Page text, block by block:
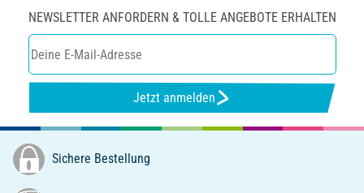
NEWSLETTER ANFORDERN & TOLLE ANGEBOTE ERHALTEN
Jetzt anmelden
Sichere Bestellung